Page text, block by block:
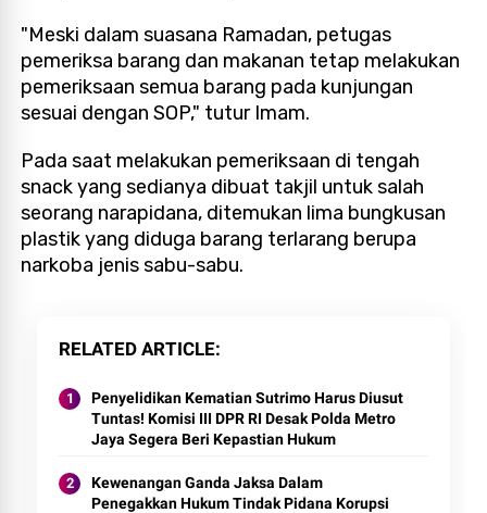
"Meski dalam suasana Ramadan, petugas
pemeriksa barang dan makanan tetap melakukan
pemeriksaan semua barang pada kunjungan
sesuai dengan SOP," tutur Imam.
Pada saat melakukan pemeriksaan di tengah
snack yang sedianya dibuat takjil untuk salah
seorang narapidana, ditemukan lima bungkusan
plastik yang diduga barang terlarang berupa
narkoba jenis sabu-sabu.
RELATED ARTICLE
Penyelidikan Kematian Sutrimo Harus Diusut
Tuntas! Komisi III DPR RI Desak Polda Metro
Jaya Segera Beri Kepastian Hukum
Kewenangan Ganda Jaksa Dalam
Penegakkan Hukum Tindak Pidana Korupsi